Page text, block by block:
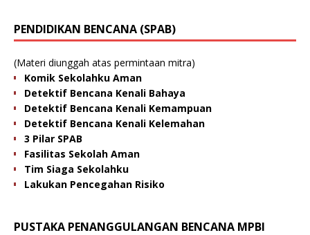
PENDIDIKAN BENCANA (SPAB)
(Materi diunggah atas permintaan mitra)
Komik Sekolahku Aman
Detektif Bencana Kenali Bahaya
Detektif Bencana Kenali Kemampuan
Detektif Bencana Kenali Kelemahan
3 Pilar SPAB
Fasilitas Sekolah Aman
Tim Siaga Sekolahku
Lakukan Pencegahan Risiko
PUSTAKA PENANGGULANGAN BENCANA MPBI